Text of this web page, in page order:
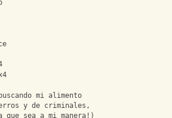
mi alimento
y de criminales,
que sea a mi manera!)